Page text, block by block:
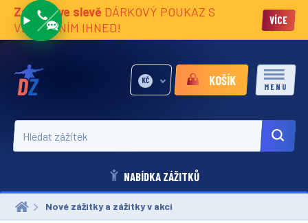
Zážitky ve slevě DÁRKOVÝ POUKAZ S
VĚNOVÁNÍM IHNED!
VÍCE
KČ KOŠÍK MENU
Hledat zážitek
NABÍDKA ZÁŽITKŮ
Aktuální:
Nové zážitky a zážitky v akci